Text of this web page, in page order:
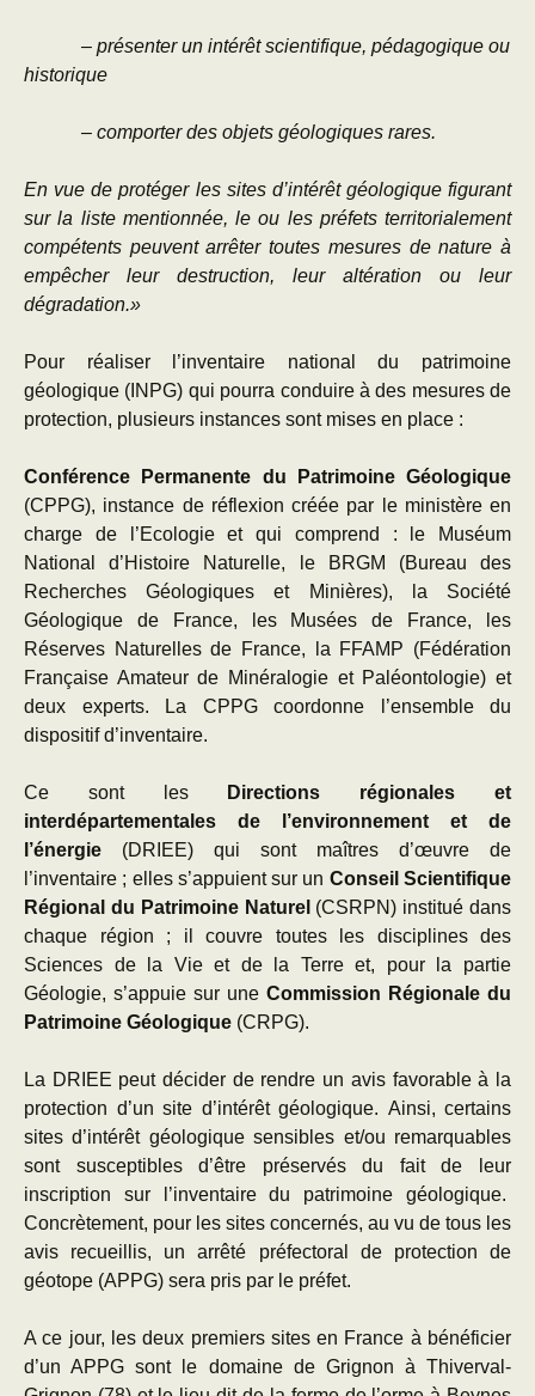
– présenter un intérêt scientifique, pédagogique ou
historique
– comporter des objets géologiques rares.
En vue de protéger les sites d’intérêt géologique figurant
sur la liste mentionnée, le ou les préfets territorialement
compétents peuvent arrêter toutes mesures de nature à
empêcher leur destruction, leur altération ou leur
dégradation.»
Pour réaliser l’inventaire national du patrimoine
géologique (INPG) qui pourra conduire à des mesures de
protection, plusieurs instances sont mises en place :
Conférence Permanente du Patrimoine Géologique
(CPPG), instance de réflexion créée par le ministère en
charge de l’Ecologie et qui comprend : le Muséum
National d’Histoire Naturelle, le BRGM (Bureau des
Recherches Géologiques et Minières), la Société
Géologique de France, les Musées de France, les
Réserves Naturelles de France, la FFAMP (Fédération
Française Amateur de Minéralogie et Paléontologie) et
deux experts. La CPPG coordonne l’ensemble du
dispositif d’inventaire.
Ce sont les
Directions régionales et
interdépartementales de l’environnement et de
l’énergie (DRIEE) qui sont maîtres d’œuvre de
l’inventaire ; elles s’appuient sur un Conseil Scientifique
Régional du Patrimoine Naturel (CSRPN) institué dans
chaque région ; il couvre toutes les disciplines des
Sciences de la Vie et de la Terre et, pour la partie
Géologie, s’appuie sur une Commission Régionale du
Patrimoine Géologique (CRPG).
La DRIEE peut décider de rendre un avis favorable à la
protection d’un site d’intérêt géologique. Ainsi, certains
sites d’intérêt géologique sensibles et/ou remarquables
sont susceptibles d’être préservés du fait de leur
inscription sur l’inventaire du patrimoine géologique.
Concrètement, pour les sites concernés, au vu de tous les
avis recueillis, un arrêté préfectoral de protection de
géotope (APPG) sera pris par le préfet.
A ce jour, les deux premiers sites en France à bénéficier
d’un APPG sont le domaine de Grignon à Thiverval-